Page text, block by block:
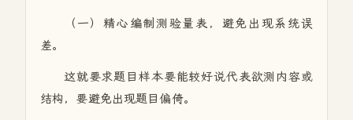
（一）精心编制测验量表，避免出现系统误
差。
这就要求题目样本要能较好说代表欲测内容或
结构，要避免出现题目偏倚。